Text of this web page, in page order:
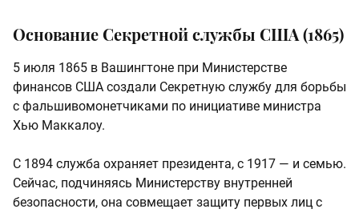
Основание Секретной службы США (1865)
5 июля 1865 в Вашингтоне при Министерстве
финансов США создали Секретную службу для борьбы
с фальшивомонетчиками по инициативе министра
Хью Маккалоу.
С 1894 служба охраняет президента, с 1917 — и семью.
Сейчас, подчиняясь Министерству внутренней
безопасности, она совмещает защиту первых лиц с